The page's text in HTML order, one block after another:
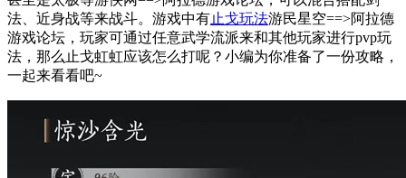
法、近身战等来战斗。游戏中有止戈玩法游民星空==>阿拉德
游戏论坛，玩家可通过任意武学流派来和其他玩家进行pvp玩
法，那么止戈虹虹应该怎么打呢？小编为你准备了一份攻略，
一起来看看吧~